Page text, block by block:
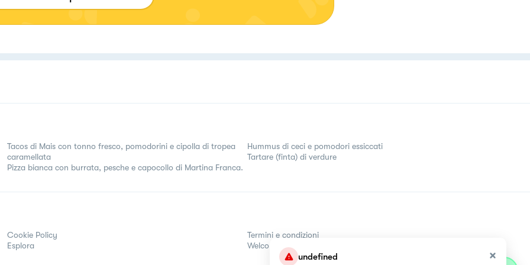
undefined
Tacos di Mais con tonno fresco, pomodorini e cipolla di tropea
caramellata
Pizza bianca con burrata, pesche e capocollo di Martina Franca.
Hummus di ceci e pomodori essiccati
Tartare (finta) di verdure
Cookie Policy
Termini e condizioni
Esplora
Welcome